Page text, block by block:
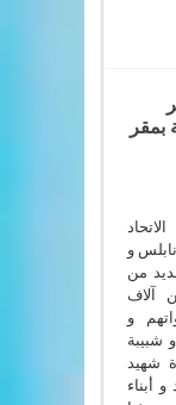
بمقر
و
من
آلاف
و
شبيبة
شهيد
أبناء